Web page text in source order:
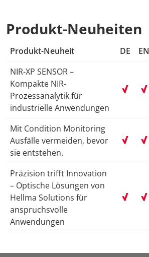
Produkt-Neuheiten
Produkt-Neuheit DE EN
NIR-XP SENSOR –
Kompakte NIR-
Prozessanalytik für
industrielle Anwendungen
Mit Condition Monitoring
Ausfälle vermeiden, bevor
sie entstehen.
Präzision trifft Innovation
– Optische Lösungen von
Hellma Solutions für
anspruchsvolle
Anwendungen